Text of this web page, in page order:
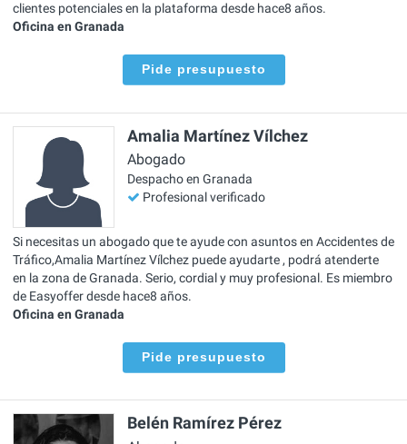
clientes potenciales en la plataforma desde hace8 años.
Oficina en Granada
Pide presupuesto
Amalia Martínez Vílchez
Abogado
Despacho en Granada
Profesional verificado
Si necesitas un abogado que te ayude con asuntos en Accidentes de
Tráfico,Amalia Martínez Vílchez puede ayudarte , podrá atenderte
en la zona de Granada. Serio, cordial y muy profesional. Es miembro
de Easyoffer desde hace8 años.
Oficina en Granada
Pide presupuesto
Belén Ramírez Pérez